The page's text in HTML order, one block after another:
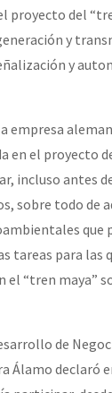
proyecto del
y
y
empresa
en el proyecto
incluso antes
sobre todo de
que
tareas para las
el “tren maya”
de
Álamo declaró